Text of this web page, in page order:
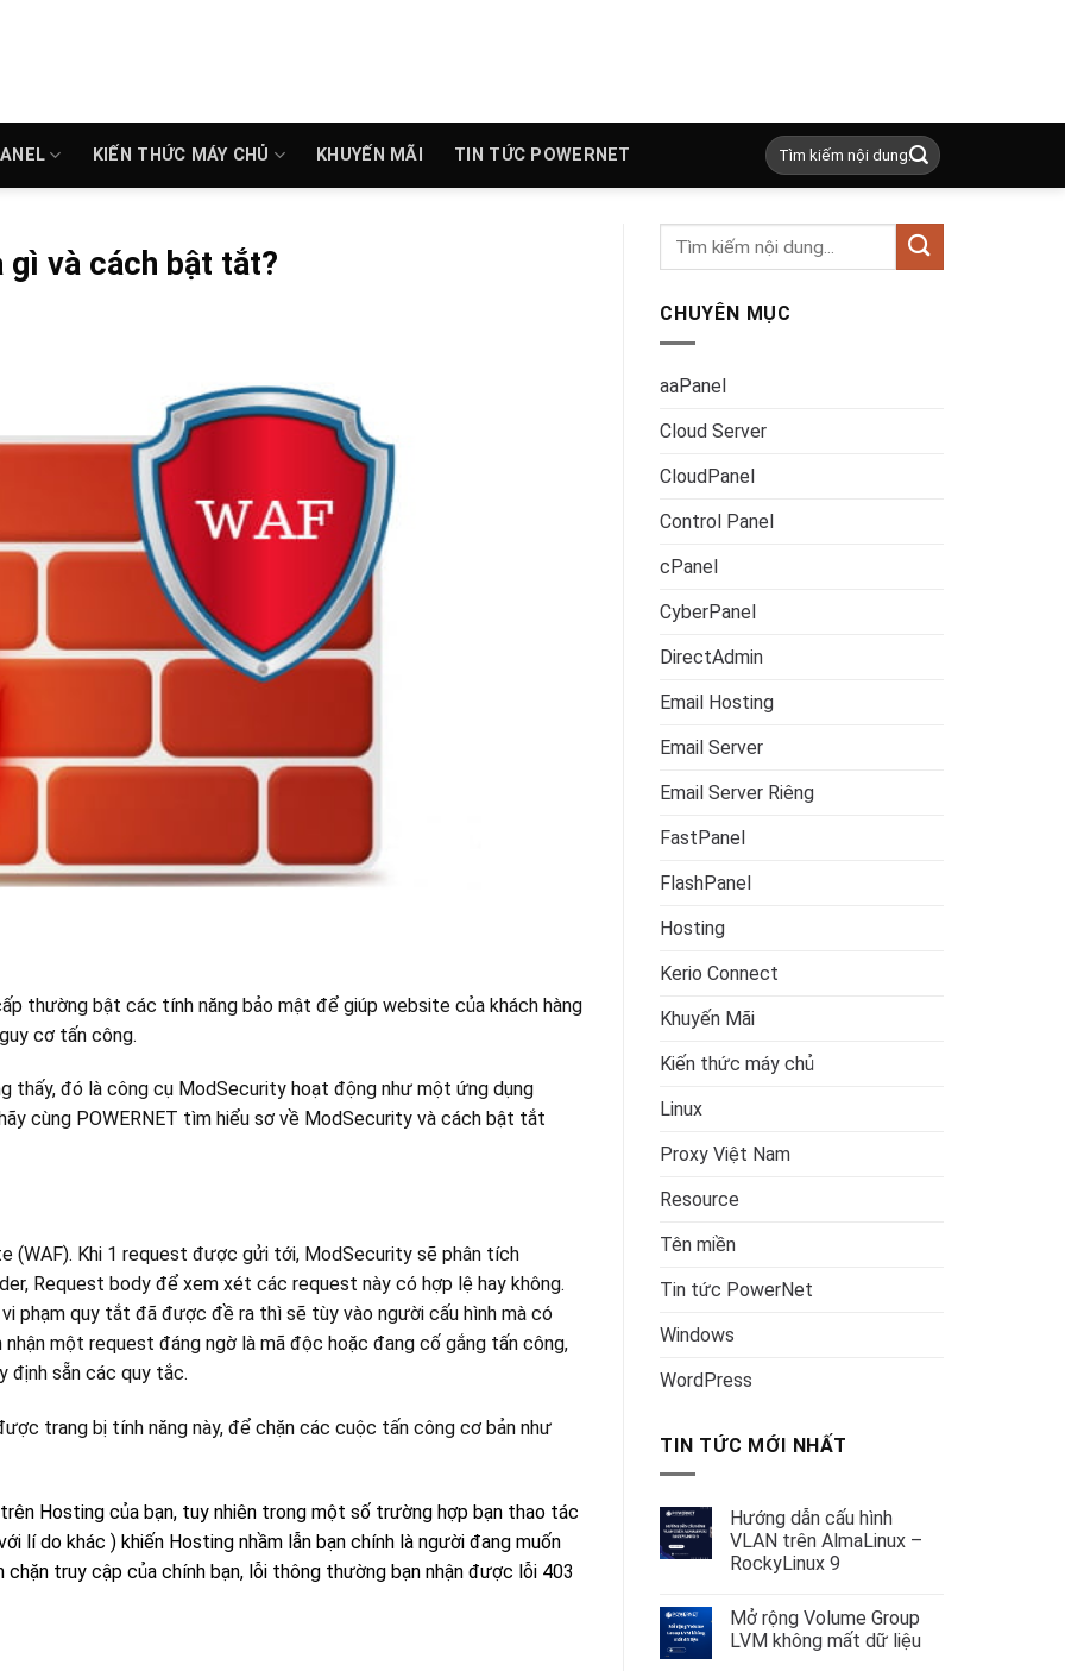
KIẾN THỨC MÁY CHỦ KHUYẾN MÃI TIN TỨC POWERNET
và cách bật tắt?
thường bật các tính năng bảo mật để giúp website của khách hàng
cơ tấn công.
đó là công cụ ModSecurity hoạt động như một ứng dụng
cùng POWERNET tìm hiểu sơ về ModSecurity và cách bật tắt
(WAF). Khi 1 request được gửi tới, ModSecurity sẽ phân tích
Request body để xem xét các request này có hợp lệ hay không.
phạm quy tắt đã được đề ra thì sẽ tùy vào người cấu hình mà có
một request đáng ngờ là mã độc hoặc đang cố gắng tấn công,
định sẵn các quy tắc.
trang bị tính năng này, để chặn các cuộc tấn công cơ bản như
Hosting của bạn, tuy nhiên trong một số trường hợp bạn thao tác
lí do khác ) khiến Hosting nhầm lẫn bạn chính là người đang muốn
truy cập của chính bạn, lỗi thông thường bạn nhận được lỗi 403
CHUYÊN MỤC
aaPanel
Cloud Server
CloudPanel
Control Panel
cPanel
CyberPanel
DirectAdmin
Email Hosting
Email Server
Email Server Riêng
FastPanel
FlashPanel
Hosting
Kerio Connect
Khuyến Mãi
Kiến thức máy chủ
Linux
Proxy Việt Nam
Resource
Tên miền
Tin tức PowerNet
Windows
WordPress
TIN TỨC MỚI NHẤT
Hướng dẫn cấu hình
VLAN trên AlmaLinux –
RockyLinux 9
bình
luận
ở
Mở rộng Volume Group
LVM không mất dữ liệu